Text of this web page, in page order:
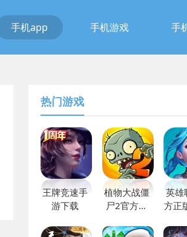
手机app 手机游戏 手
热门游戏
王牌竞速手
游下载
植物大战僵
尸2官方最
英雄
方正